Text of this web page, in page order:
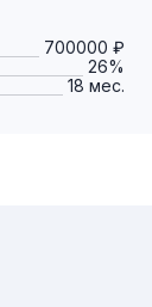
700000 ₽
26%
18 мес.